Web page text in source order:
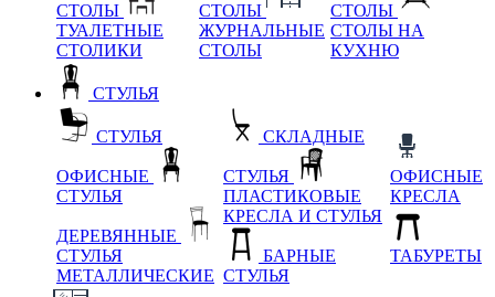
СТОЛЫ
ТУАЛЕТНЫЕ
СТОЛИКИ
СТОЛЫ
ЖУРНАЛЬНЫЕ
СТОЛЫ
СТОЛЫ
СТОЛЫ НА
КУХНЮ
СТУЛЬЯ
СТУЛЬЯ
ОФИСНЫЕ
СТУЛЬЯ
ДЕРЕВЯННЫЕ
СТУЛЬЯ
МЕТАЛЛИЧЕСКИЕ
СКЛАДНЫЕ
СТУЛЬЯ
ПЛАСТИКОВЫЕ
КРЕСЛА И СТУЛЬЯ
БАРНЫЕ
СТУЛЬЯ
ОФИСНЫЕ
КРЕСЛА
ТАБУРЕТЫ